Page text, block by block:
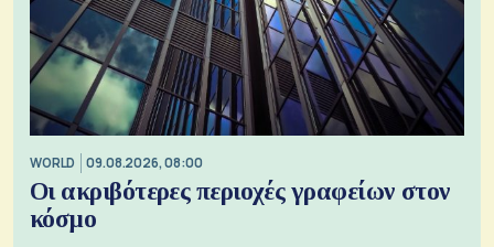
WORLD 09.08.2026, 08:00
Οι ακριβότερες περιοχές γραφείων στον
κόσμο